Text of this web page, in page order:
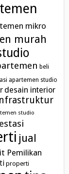
mikro
murah
beli
apartemen studio
desain interior
studio
jual
Pemilikan
properti